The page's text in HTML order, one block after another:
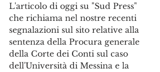
L'articolo di oggi su "Sud Press"
che richiama nel nostre recenti
segnalazioni sul sito relative alla
sentenza della Procura generale
della Corte dei Conti sul caso
dell'Università di Messina e la